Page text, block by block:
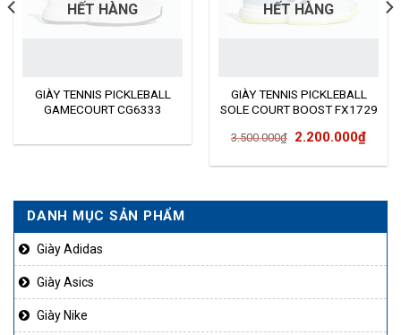
DANH MỤC SẢN PHẨM
Giày Adidas
Giày Asics
Giày Nike
HẾT HÀNG
GIÀY TENNIS PICKLEBALL
GAMECOURT CG6333
HẾT HÀNG
GIÀY TENNIS PICKLEBALL
SOLE COURT BOOST FX1729
3.500.000₫ Giá
3.500.000₫.
2.200.000₫Giá
là: